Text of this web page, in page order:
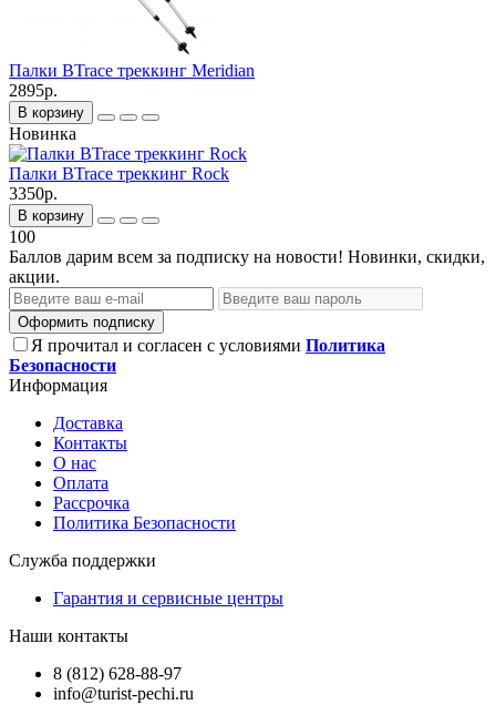
Палки BTrace треккинг Meridian
2895р.
В корзину
Новинка
Палки BTrace треккинг Rock
3350р.
В корзину
100
Баллов дарим всем за подписку на новости! Новинки, скидки,
акции.
Оформить подписку
Я прочитал и согласен с условиями Политика
Безопасности
Информация
Доставка
Контакты
О нас
Оплата
Рассрочка
Политика Безопасности
Служба поддержки
Гарантия и сервисные центры
Наши контакты
8 (812) 628-88-97
info@turist-pechi.ru